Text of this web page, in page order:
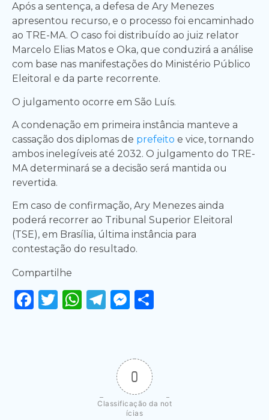
Após a sentença, a defesa de Ary Menezes
apresentou recurso, e o processo foi encaminhado
ao TRE-MA. O caso foi distribuído ao juiz relator
Marcelo Elias Matos e Oka, que conduzirá a análise
com base nas manifestações do Ministério Público
Eleitoral e da parte recorrente.
O julgamento ocorre em São Luís.
A condenação em primeira instância manteve a
cassação dos diplomas de prefeito e vice, tornando
ambos inelegíveis até 2032. O julgamento do TRE-
MA determinará se a decisão será mantida ou
revertida.
Em caso de confirmação, Ary Menezes ainda
poderá recorrer ao Tribunal Superior Eleitoral
(TSE), em Brasília, última instância para
contestação do resultado.
Compartilhe
Facebook
Twitter
WhatsApp
Telegram
Messenger
0
Classificação da not
ícias